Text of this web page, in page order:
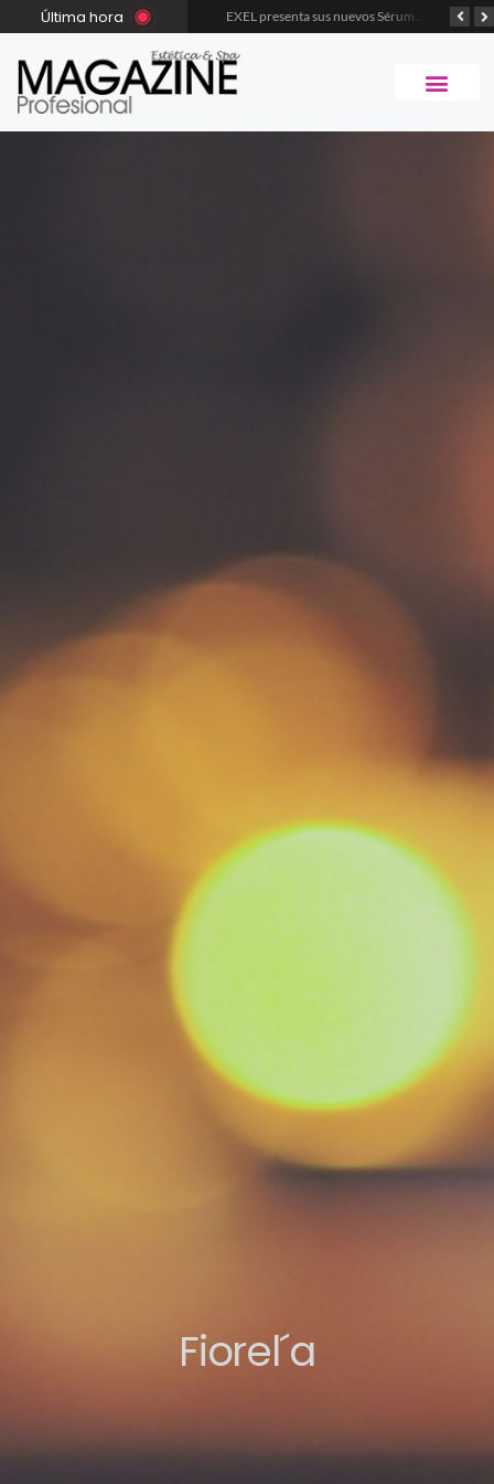
Última hora EXEL presenta sus nuevos Sérums Multibenefit
Fiorel´a